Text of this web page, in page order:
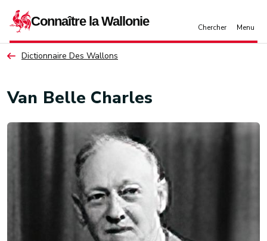
Dictionnaire Des Wallons
Van Belle Charles